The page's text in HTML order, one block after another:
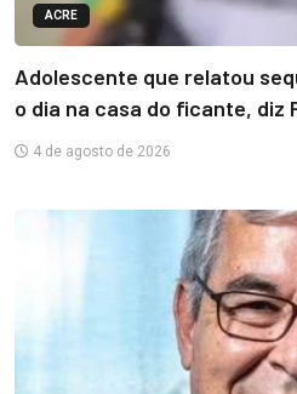
ACRE
Adolescente que relatou
o dia na casa do ficante, diz
4 de agosto de 2026